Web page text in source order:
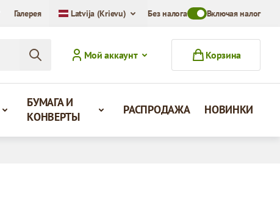
Галерея Latvija (Krievu) Без налогаToggle VAT Mode
Включая налог
Мой аккаунт
Корзина
БУМАГА И
КОНВЕРТЫ
РАСПРОДАЖА НОВИНКИ